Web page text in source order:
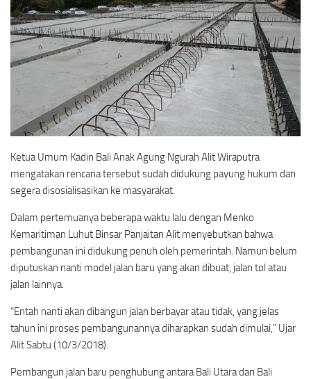
Ketua Umum Kadin Bali Anak Agung Ngurah Alit Wiraputra
mengatakan rencana tersebut sudah didukung payung hukum dan
segera disosialisasikan ke masyarakat.
Dalam pertemuanya beberapa waktu lalu dengan Menko
Kemaritiman Luhut Binsar Panjaitan Alit menyebutkan bahwa
pembangunan ini didukung penuh oleh pemerintah. Namun belum
diputuskan nanti model jalan baru yang akan dibuat, jalan tol atau
jalan lainnya.
“Entah nanti akan dibangun jalan berbayar atau tidak, yang jelas
tahun ini proses pembangunannya diharapkan sudah dimulai,” Ujar
Alit Sabtu (10/3/2018).
Pembangun jalan baru penghubung antara Bali Utara dan Bali